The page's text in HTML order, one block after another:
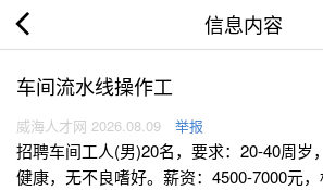
信息内容
车间流水线操作工
威海人才网 2026.08.09 举报
招聘车间工人(男)20名，要求：20-40周岁
健康，无不良嗜好。薪资：4500-7000元